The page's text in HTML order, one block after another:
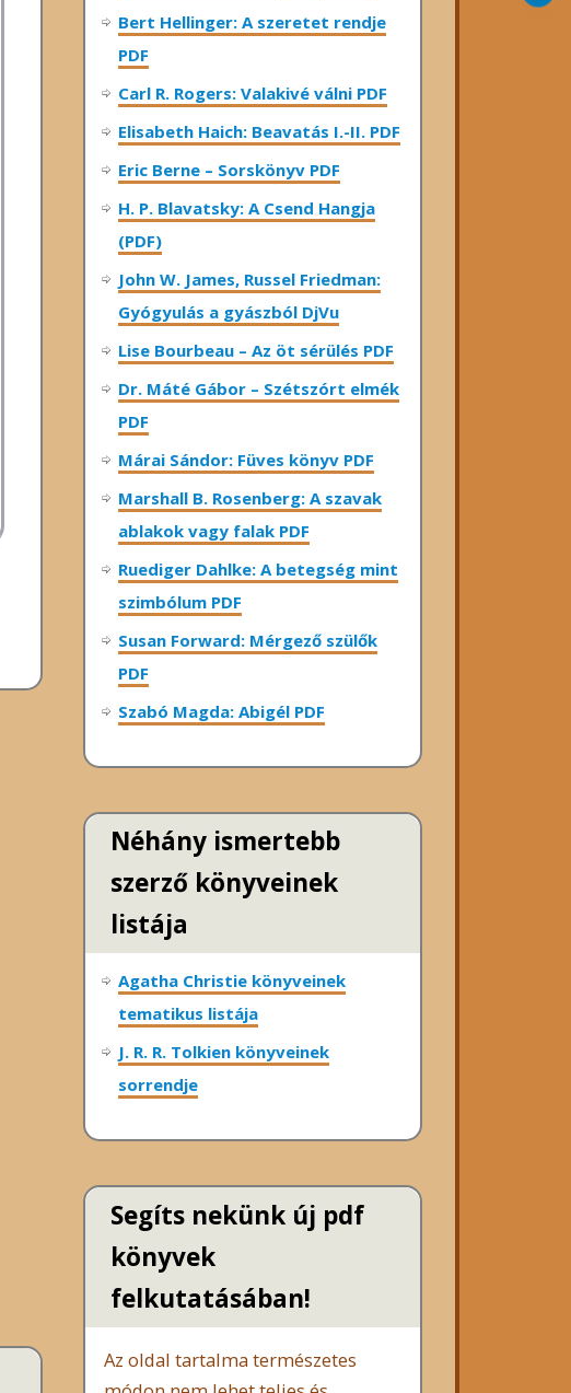
Bert Hellinger: A ​szeretet rendje
PDF
Carl R. Rogers: Valakivé válni PDF
Elisabeth Haich: Beavatás I.-II. PDF
Eric Berne – Sorskönyv PDF
H. P. Blavatsky: A Csend Hangja
(PDF)
John W. James, Russel Friedman:
Gyógyulás a gyászból DjVu
Lise Bourbeau – Az öt sérülés PDF
Dr. Máté Gábor – Szétszórt elmék
PDF
Márai Sándor: Füves könyv PDF
Marshall B. Rosenberg: A szavak
ablakok vagy falak PDF
Ruediger Dahlke: A betegség mint
szimbólum PDF
Susan Forward: Mérgező szülők
PDF
Szabó Magda: Abigél PDF
Néhány ismertebb
szerző könyveinek
listája
Agatha Christie könyveinek
tematikus listája
J. R. R. Tolkien könyveinek
sorrendje
Segíts nekünk új pdf
könyvek
felkutatásában!
Az oldal tartalma természetes